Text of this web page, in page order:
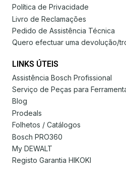
Política de Privacidade
Livro de Reclamações
Pedido de Assistência Técnica
Quero efectuar uma devolução/
LINKS ÚTEIS
Assistência Bosch Profissional
Serviço de Peças para
Blog
Prodeals
Folhetos / Catálogos
Bosch PRO360
My DEWALT
Registo Garantia HIKOKI